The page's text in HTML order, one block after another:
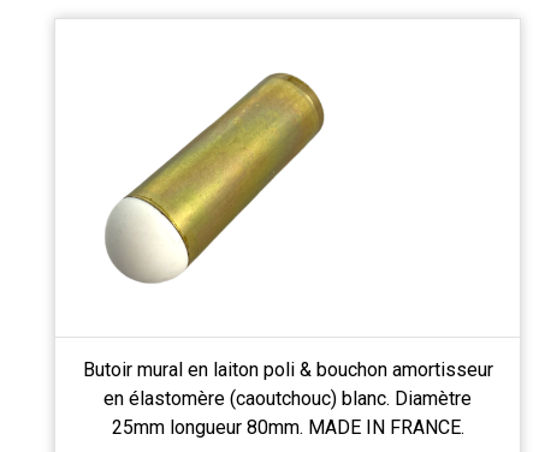
Butoir mural en laiton poli & bouchon amortisseur
en élastomère (caoutchouc) blanc. Diamètre
25mm longueur 80mm. MADE IN FRANCE.